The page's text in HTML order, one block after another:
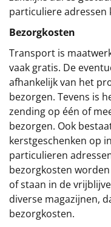
particuliere adressen
Bezorgkosten
Transport is
vaak gratis. De
afhankelijk van het
bezorgen. Tevens is
zending op één of
bezorgen. Ook
kerstgeschenken op
particulieren
bezorgkosten
of staan in de
diverse magazijnen,
bezorgkosten.